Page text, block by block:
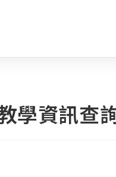
學資訊查